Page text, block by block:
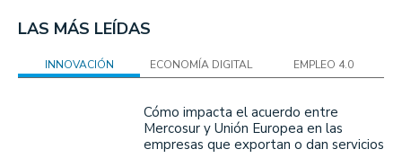
LAS MÁS LEÍDAS
INNOVACIÓN ECONOMÍA DIGITAL EMPLEO 4.0
Cómo impacta el acuerdo entre
Mercosur y Unión Europea en las
empresas que exportan o dan servicios